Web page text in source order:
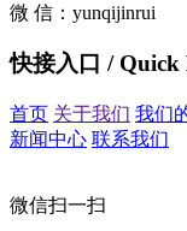
微 信：yunqijinrui
快接入口 /
首页 关于我们 我们
新闻中心 联系我们
微信扫一扫